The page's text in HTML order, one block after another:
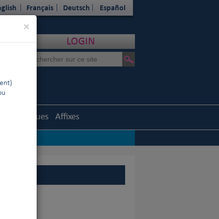
×
Français Deutsch Español
LOGIN
Statistiques Affixes